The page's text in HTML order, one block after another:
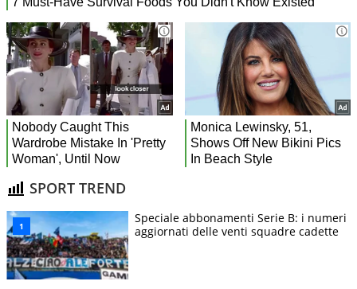
SPORT TREND
Speciale abbonamenti Serie B: i numeri
aggiornati delle venti squadre cadette